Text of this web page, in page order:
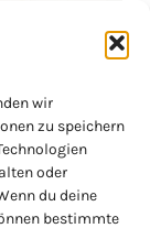
wir
zu speichern
oder
du deine
bestimmte